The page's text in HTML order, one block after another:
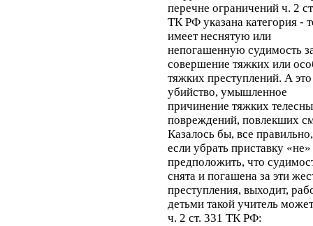
перечне ограничений ч. 2
ТК РФ указана категория -
имеет неснятую или
непогашенную судимость
совершение тяжких или
тяжких преступлений. А это
убийство, умышленное
причинение тяжких
повреждений, повлекших
Казалось бы, все
если убрать приставку
предположить, что
снята и погашена за эти
преступления, выходит,
детьми такой учитель
ч. 2 ст. 331 ТК РФ: